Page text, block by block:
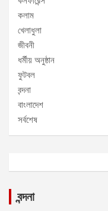
কলাম
খেলাধুলা
জীবনী
ধর্মীয় অনুষ্ঠান
ফুটবল
বন্দনা
বাংলাদেশ
সর্বশেষ
বন্দনা